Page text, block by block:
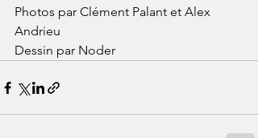
Photos par Clément Palant et Alex
Andrieu
Dessin par Noder